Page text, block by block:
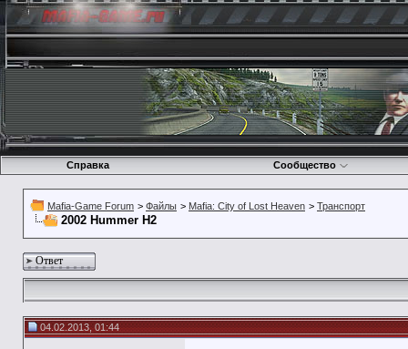
Справка Сообщество
Mafia-Game Forum > Файлы > Mafia: City of Lost Heaven > Транспорт
2002 Hummer H2
Ответ
04.02.2013, 01:44